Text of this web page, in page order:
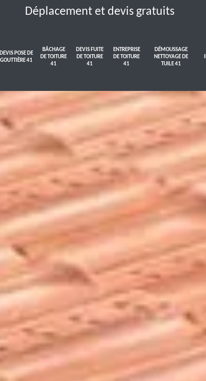
Déplacement et devis gratuits
DEVIS POSE DE
GOUTTIÈRE 41
BÂCHAGE
DE TOITURE
41
DEVIS FUITE
DE TOITURE
41
ENTREPRISE
DE TOITURE
41
DÉMOUSSAGE
NETTOYAGE DE
TUILE 41